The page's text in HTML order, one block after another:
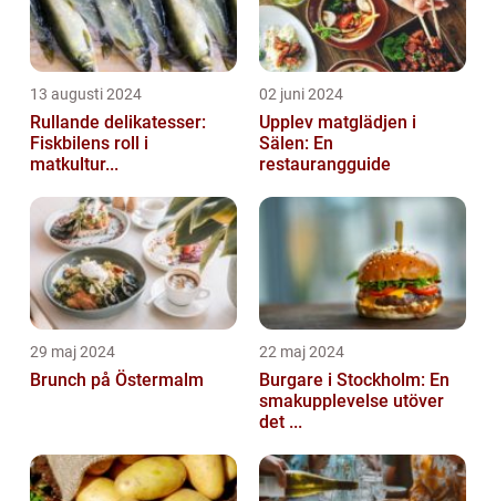
13 augusti 2024
Rullande delikatesser:
Fiskbilens roll i
matkultur...
02 juni 2024
Upplev matglädjen i
Sälen: En
restaurangguide
29 maj 2024
Brunch på Östermalm
22 maj 2024
Burgare i Stockholm: En
smakupplevelse utöver
det ...